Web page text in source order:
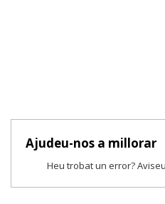
Ajudeu-nos a millorar
Heu trobat un error?